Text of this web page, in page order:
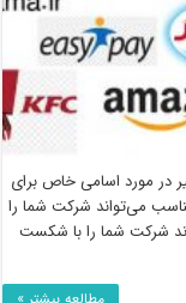
در مورد اسامی خاص برای
می‌تواند شرکت شما را
شرکت شما را با شکست
مطالعه بیشتر »